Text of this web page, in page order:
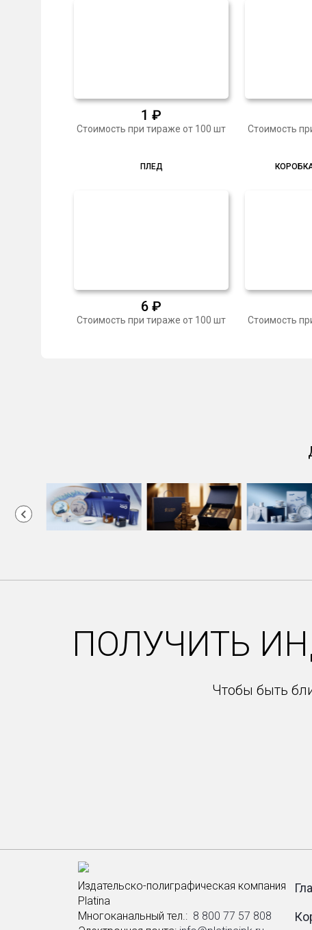
1 ₽
Стоимость при тираже от 100 шт Стоимость
ПЛЕД
6 ₽
Стоимость при тираже от 100 шт Стоимость
of
ПОЛУЧИТЬ
Чтобы быть
Издательско-полиграфическая компания
Platina
Многоканальный тел.: ­ 8 800 77 57 808